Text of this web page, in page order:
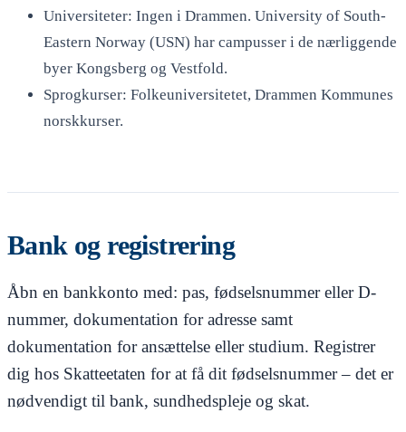
Universiteter: Ingen i Drammen. University of South-
Eastern Norway (USN) har campusser i de nærliggende
byer Kongsberg og Vestfold.
Sprogkurser: Folkeuniversitetet, Drammen Kommunes
norskkurser.
Bank og registrering
Åbn en bankkonto med: pas, fødselsnummer eller D-
nummer, dokumentation for adresse samt
dokumentation for ansættelse eller studium. Registrer
dig hos Skatteetaten for at få dit fødselsnummer – det er
nødvendigt til bank, sundhedspleje og skat.